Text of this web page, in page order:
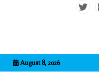
August 8, 2026